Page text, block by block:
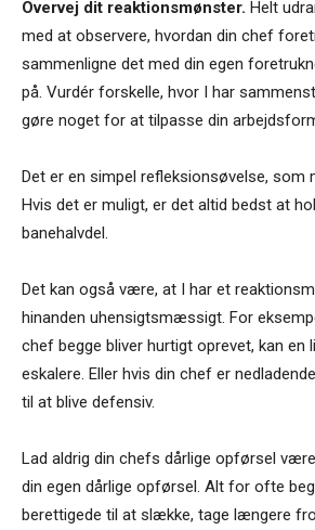
Overvej dit reaktionsmønster. Helt
med at observere, hvordan din chef
sammenligne det med din egen
på. Vurdér forskelle, hvor I har
gøre noget for at tilpasse din
Det er en simpel refleksionsøvelse, som
Hvis det er muligt, er det altid bedst at
banehalvdel.
Det kan også være, at I har et
hinanden uhensigtsmæssigt. For
chef begge bliver hurtigt oprevet, kan en
eskalere. Eller hvis din chef er
til at blive defensiv.
Lad aldrig din chefs dårlige opførsel
din egen dårlige opførsel. Alt for ofte
berettigede til at slække, tage længere